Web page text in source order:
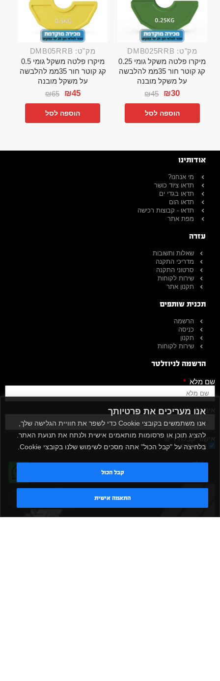
אנו מעריכים את פרטיותך
אנו משתמשים בקובצי Cookie כדי לשפר את חוויית הגלישה שלך,
להציג תוכן או פרסומות מותאמים אישית ולנתח את תנועת האתר.
בלחיצה על "קבל הכול" אתה מסכים לשימוש שלנו בקובצי Cookie.
התאמה אישית
קבל הכול
מק"ט: DMB025RRB
מיקרו פלטה משקל גומי 0.25
קג קוטר חור 35ממ להלבשה
על משקל מובנה
₪45 ₪30
הוספה לסל
מק"ט: DMB05RRB
מיקרו פלטה משקל גומי 0.5
קג קוטר חור 35ממ להלבשה
על משקל מובנה
₪65 ₪45
הוספה לסל
אודותינו
מי אנחנו?
תדאו ציוד כושר
תדאו בגדי ים
תדאו הום
תדאו - קבוצות רכישה
מפת אתר
עזרה
שאלות ותשובות
מדריכי התקנה
סרטוני התקנה
שירות לקוחות
תקנון אתר
תכנית שותפים
הרשמה
כניסה
תקנון
שירות לקוחות
הרשמה לניוזלטר
שם מלא
אימייל
אישור קבלת דיוור
מאשר/ת
שלח